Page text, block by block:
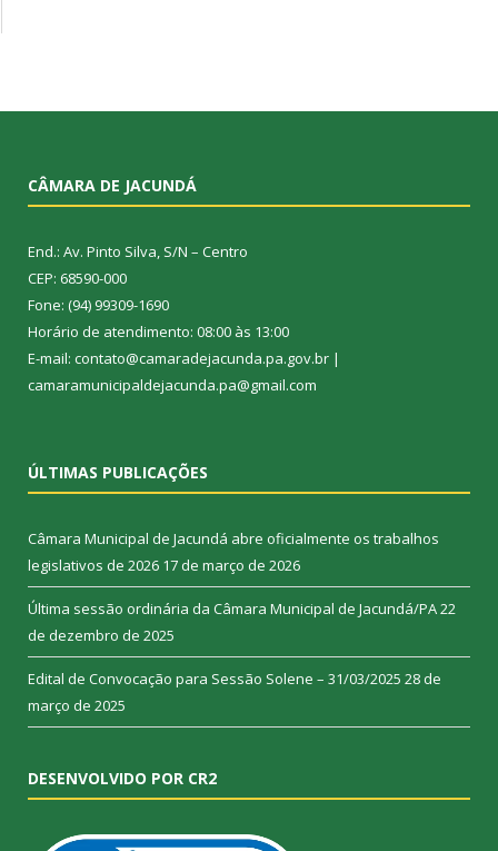
CÂMARA DE JACUNDÁ
End.: Av. Pinto Silva, S/N – Centro
CEP: 68590-000
Fone: (94) 99309-1690
Horário de atendimento: 08:00 às 13:00
E-mail: contato@camaradejacunda.pa.gov.br |
camaramunicipaldejacunda.pa@gmail.com
ÚLTIMAS PUBLICAÇÕES
Câmara Municipal de Jacundá abre oficialmente os trabalhos
legislativos de 2026 17 de março de 2026
Última sessão ordinária da Câmara Municipal de Jacundá/PA22
de dezembro de 2025
Edital de Convocação para Sessão Solene – 31/03/2025 28 de
março de 2025
DESENVOLVIDO POR CR2